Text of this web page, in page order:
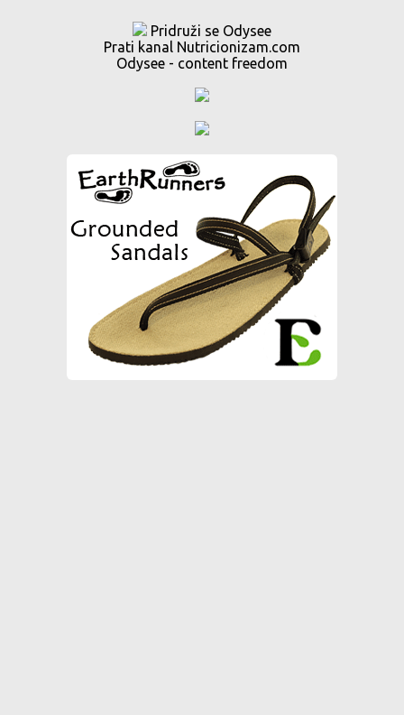
Pridruži se Odysee
Prati kanal Nutricionizam.com
Odysee - content freedom